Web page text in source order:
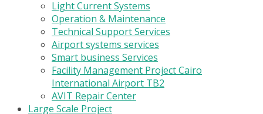
Light Current Systems
Operation & Maintenance
Technical Support Services
Airport systems services
Smart business Services
Facility Management Project Cairo
International Airport TB2
AVIT Repair Center
Large Scale Project